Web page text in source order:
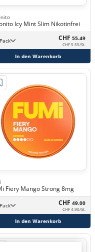
Icy Mint Slim Nikotinfrei
-Pack CHF 55.49
CHF 5.55/St.
In den Warenkorb
Fiery Mango Strong 8mg
-Pack CHF 49.00
CHF 4.90/St.
In den Warenkorb